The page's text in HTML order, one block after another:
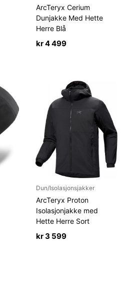
ArcTeryx Cerium
Dunjakke Med Hette
Herre Blå
kr4 499
Dun/Isolasjonsjakker
ArcTeryx Proton
Isolasjonjakke med
Hette Herre Sort
kr3 599